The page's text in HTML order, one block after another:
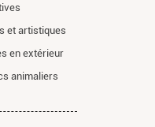
et artistiques
en extérieur
animaliers